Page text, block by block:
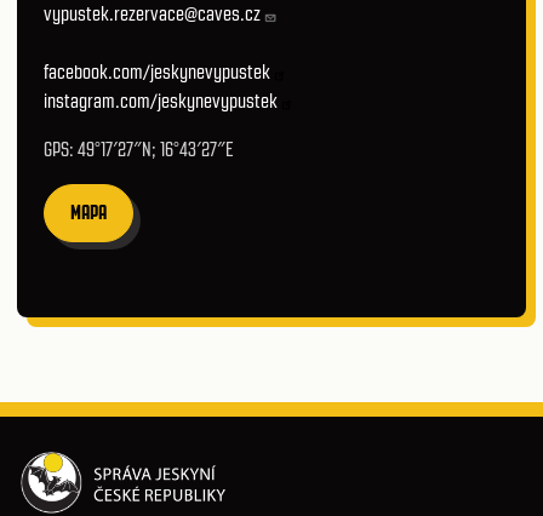
vypustek.rezervace@caves.cz
facebook.com/jeskynevypustek
instagram.com/jeskynevypustek
GPS: 49°17′27″N; 16°43′27″E
MAPA